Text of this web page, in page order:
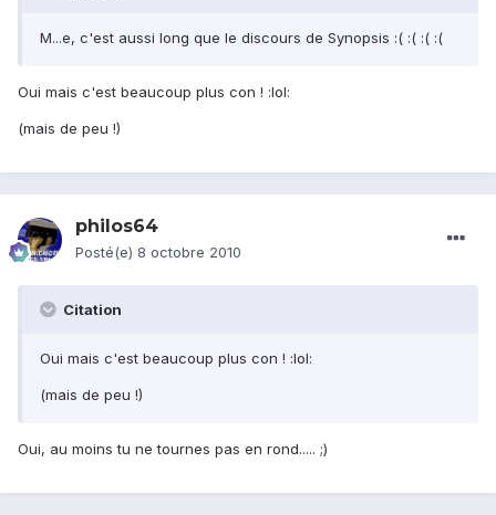
M...e, c'est aussi long que le discours de Synopsis :( :( :( :(
Oui mais c'est beaucoup plus con ! :lol:
(mais de peu !)
philos64
Posté(e) 8 octobre 2010
Citation
Oui mais c'est beaucoup plus con ! :lol:
(mais de peu !)
Oui, au moins tu ne tournes pas en rond..... ;)